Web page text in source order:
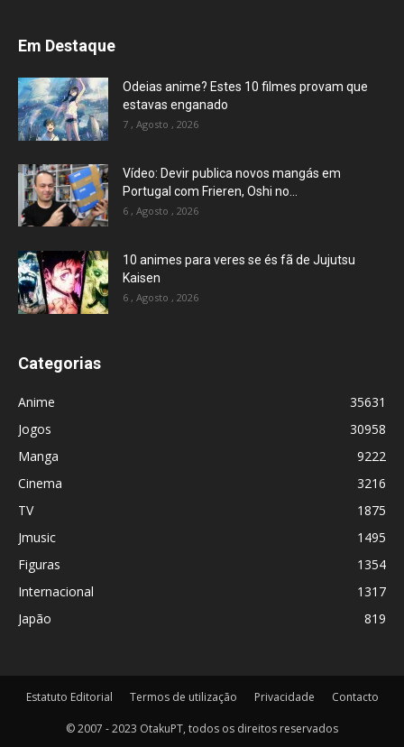
Em Destaque
Odeias anime? Estes 10 filmes provam que
estavas enganado
7 , Agosto , 2026
Vídeo: Devir publica novos mangás em
Portugal com Frieren, Oshi no...
6 , Agosto , 2026
10 animes para veres se és fã de Jujutsu
Kaisen
6 , Agosto , 2026
Categorias
Anime
35631
Jogos
30958
Manga
9222
Cinema
3216
TV
1875
Jmusic
1495
Figuras
1354
Internacional
1317
Japão
819
Estatuto Editorial Termos de utilização Privacidade Contacto
© 2007 - 2023 OtakuPT, todos os direitos reservados